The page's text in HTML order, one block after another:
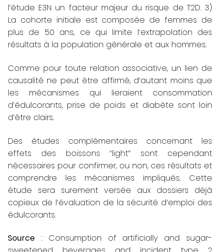
l’étude E3N un facteur majeur du risque de T2D. 3)
La cohorte initiale est composée de femmes de
plus de 50 ans, ce qui limite l’extrapolation des
résultats à la population générale et aux hommes.
Comme pour toute relation associative, un lien de
causalité ne peut être affirmé, d’autant moins que
les mécanismes qui lieraient consommation
d’édulcorants, prise de poids et diabète sont loin
d’être clairs.
Des études complémentaires concernant les
effets des boissons “light” sont cependant
nécessaires pour confirmer, ou non, ces résultats et
comprendre les mécanismes impliqués. Cette
étude sera surement versée aux dossiers déjà
copieux de l’évaluation de la sécurité d’emploi des
édulcorants.
Source : Consumption of artificially and sugar-